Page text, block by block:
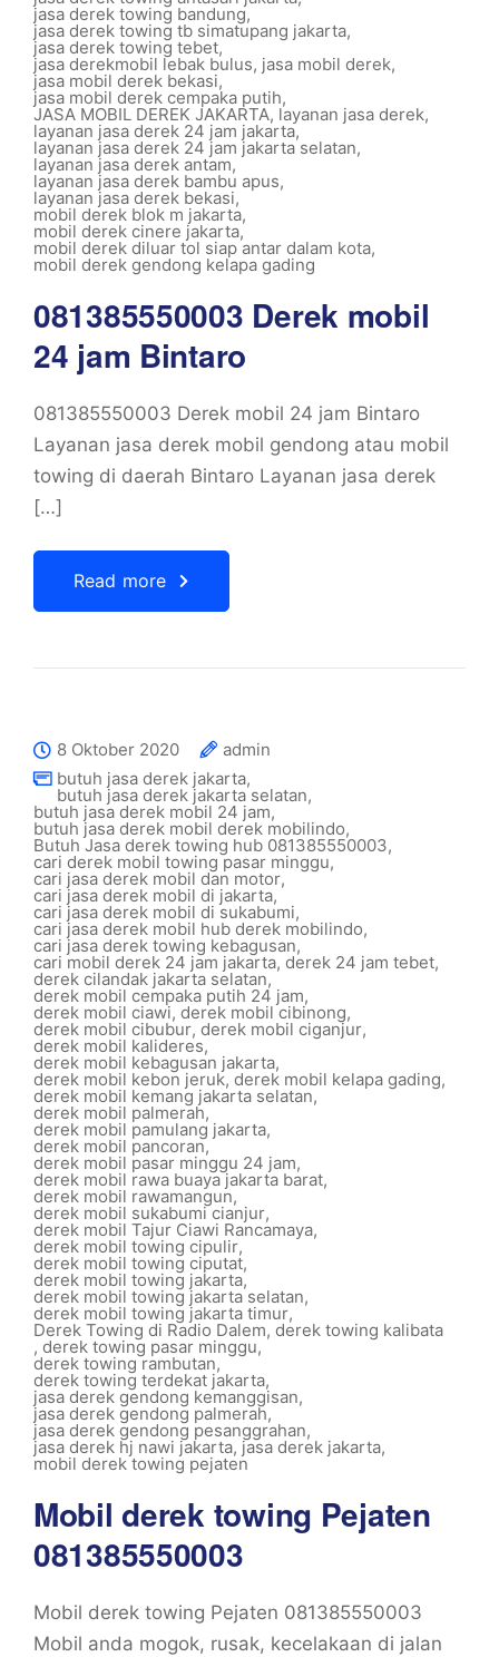
jasa derek towing bandung,
jasa derek towing tb simatupang jakarta,
jasa derek towing tebet,
jasa derekmobil lebak bulus, jasa mobil derek,
jasa mobil derek bekasi,
jasa mobil derek cempaka putih,
JASA MOBIL DEREK JAKARTA, layanan jasa derek,
layanan jasa derek 24 jam jakarta,
layanan jasa derek 24 jam jakarta selatan,
layanan jasa derek antam,
layanan jasa derek bambu apus,
layanan jasa derek bekasi,
mobil derek blok m jakarta,
mobil derek cinere jakarta,
mobil derek diluar tol siap antar dalam kota,
mobil derek gendong kelapa gading
081385550003 Derek mobil
24 jam Bintaro
081385550003 Derek mobil 24 jam Bintaro
Layanan jasa derek mobil gendong atau mobil
towing di daerah Bintaro Layanan jasa derek
[…]
Read more
8 Oktober 2020
admin
butuh jasa derek jakarta,
butuh jasa derek jakarta selatan,
butuh jasa derek mobil 24 jam,
butuh jasa derek mobil derek mobilindo,
Butuh Jasa derek towing hub 081385550003,
cari derek mobil towing pasar minggu,
cari jasa derek mobil dan motor,
cari jasa derek mobil di jakarta,
cari jasa derek mobil di sukabumi,
cari jasa derek mobil hub derek mobilindo,
cari jasa derek towing kebagusan,
cari mobil derek 24 jam jakarta, derek 24 jam tebet,
derek cilandak jakarta selatan,
derek mobil cempaka putih 24 jam,
derek mobil ciawi, derek mobil cibinong,
derek mobil cibubur, derek mobil ciganjur,
derek mobil kalideres,
derek mobil kebagusan jakarta,
derek mobil kebon jeruk, derek mobil kelapa gading,
derek mobil kemang jakarta selatan,
derek mobil palmerah,
derek mobil pamulang jakarta,
derek mobil pancoran,
derek mobil pasar minggu 24 jam,
derek mobil rawa buaya jakarta barat,
derek mobil rawamangun,
derek mobil sukabumi cianjur,
derek mobil Tajur Ciawi Rancamaya,
derek mobil towing cipulir,
derek mobil towing ciputat,
derek mobil towing jakarta,
derek mobil towing jakarta selatan,
derek mobil towing jakarta timur,
Derek Towing di Radio Dalem, derek towing kalibata
, derek towing pasar minggu,
derek towing rambutan,
derek towing terdekat jakarta,
jasa derek gendong kemanggisan,
jasa derek gendong palmerah,
jasa derek gendong pesanggrahan,
jasa derek hj nawi jakarta, jasa derek jakarta,
mobil derek towing pejaten
Mobil derek towing Pejaten
081385550003
Mobil derek towing Pejaten 081385550003
Mobil anda mogok, rusak, kecelakaan di jalan